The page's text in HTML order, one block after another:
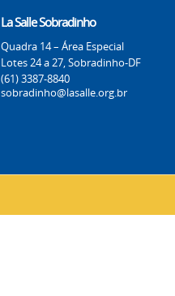
La Salle Sobradinho
Quadra 14 – Área Especial
Lotes 24 a 27, Sobradinho-DF
(61) 3387-8840
sobradinho@lasalle.org.br